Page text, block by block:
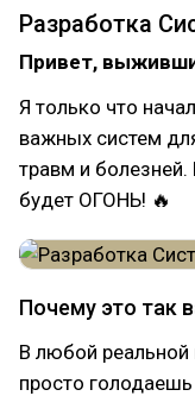
Разработка
Привет,
Я только что
важных систем
травм и болезней.
будет ОГОНЬ! 🔥
Почему это так
В любой
просто